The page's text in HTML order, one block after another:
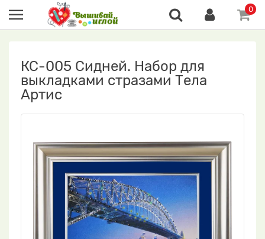
0
КС-005 Сидней. Набор для
выкладками стразами Тела
Артис